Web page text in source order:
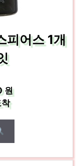
피어스 1개
원